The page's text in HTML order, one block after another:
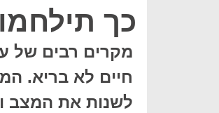
כך
מקרים רבים של
חיים לא בריא.
לשנות את המצב